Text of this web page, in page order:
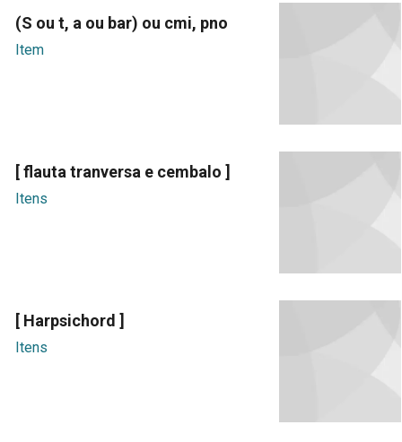
(S ou t, a ou bar) ou cmi, pno
Item
[ flauta tranversa e cembalo ]
Itens
[ Harpsichord ]
Itens